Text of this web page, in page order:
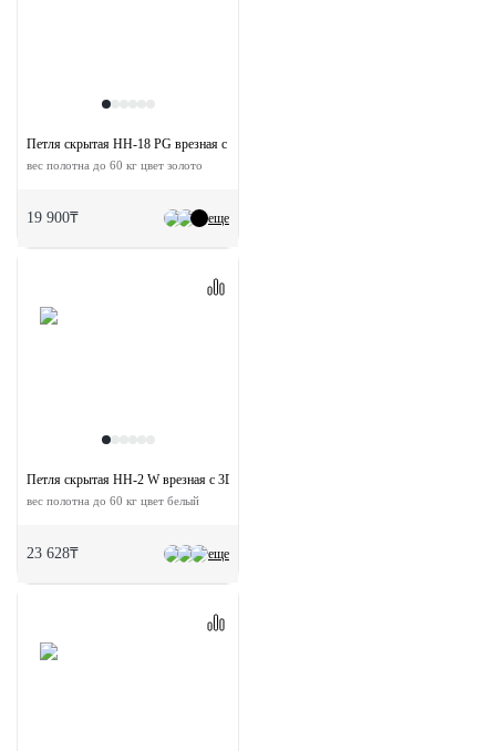
еще
Петля скрытая HH-18 PG врезная с 3D-регулировкой
вес полотна до 60 кг цвет золото
19 900₸
еще
Петля скрытая HH-2 W врезная с 3D-регулировкой
вес полотна до 60 кг цвет белый
23 628₸